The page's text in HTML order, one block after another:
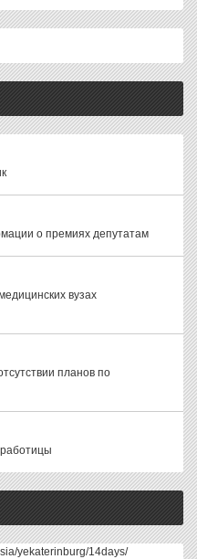
о премиях депутатам
вузах
планов по
yekaterinburg/14days/